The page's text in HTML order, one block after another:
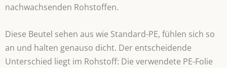
nachwachsenden Rohstoffen.
Diese Beutel sehen aus wie Standard-PE, fühlen sich so
an und halten genauso dicht. Der entscheidende
Unterschied liegt im Rohstoff: Die verwendete PE-Folie